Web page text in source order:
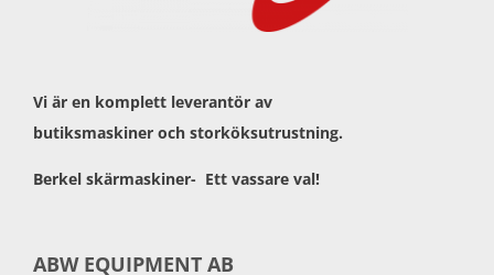
Vi är en komplett leverantör av
butiksmaskiner och storköksutrustning.
Berkel skärmaskiner- Ett vassare val!
ABW EQUIPMENT AB